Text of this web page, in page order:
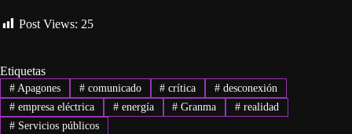
Post Views: 25
Etiquetas
#Apagones #comunicado # crítica # desconexión
#empresa eléctrica #energía # Granma # realidad
#Servicios públicos